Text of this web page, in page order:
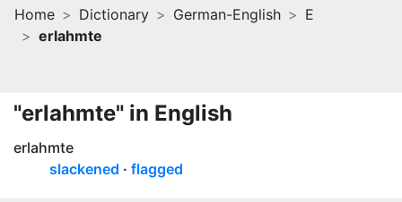
Home Dictionary German-English
E
erlahmte
"erlahmte" in English
erlahmte
slackened
flagged